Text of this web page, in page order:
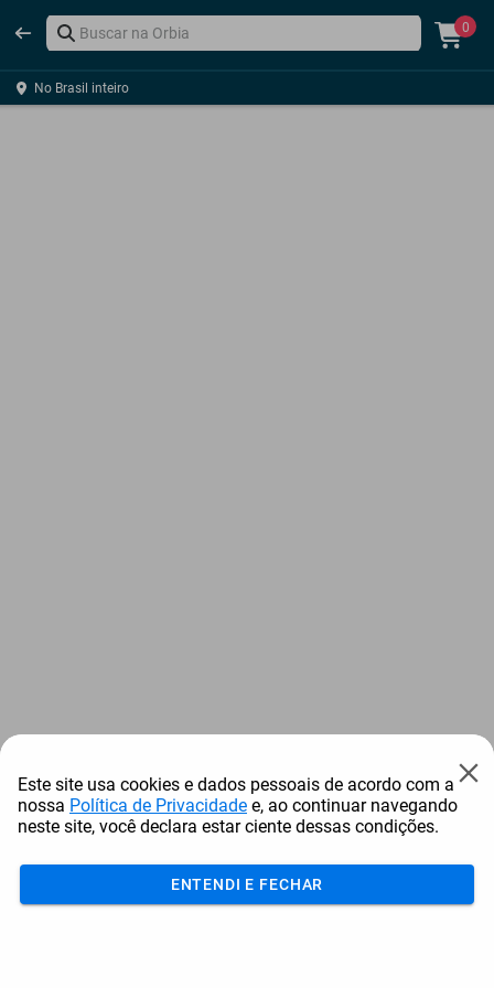
0
No Brasil inteiro
Este site usa cookies e dados pessoais de acordo com a
nossa Política de Privacidade e, ao continuar navegando
neste site, você declara estar ciente dessas condições.
ENTENDI E FECHAR